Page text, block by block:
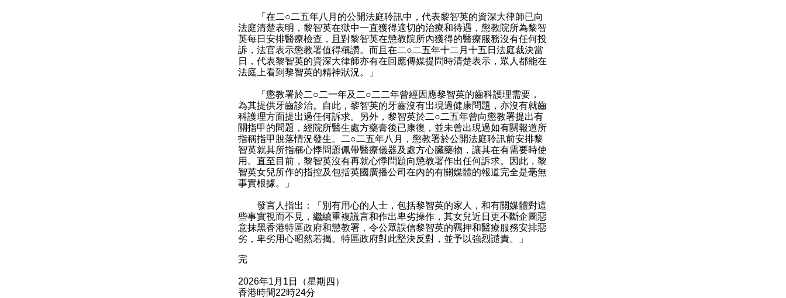
「在二○二五年八月的公開法庭聆訊中，代表黎智英的資深大律師已向
法庭清楚表明，黎智英在獄中一直獲得適切的治療和待遇，懲教院所為黎智
英每日安排醫療檢查，且對黎智英在懲教院所內獲得的醫療服務沒有任何投
訴，法官表示懲教署值得稱讚。而且在二○二五年十二月十五日法庭裁決當
日，代表黎智英的資深大律師亦有在回應傳媒提問時清楚表示，眾人都能在
法庭上看到黎智英的精神狀況。」
「懲教署於二○二一年及二○二二年曾經因應黎智英的齒科護理需要，
為其提供牙齒診治。自此，黎智英的牙齒沒有出現過健康問題，亦沒有就齒
科護理方面提出過任何訴求。另外，黎智英於二○二五年曾向懲教署提出有
關指甲的問題，經院所醫生處方藥膏後已康復，並未曾出現過如有關報道所
指稱指甲脫落情況發生。二○二五年八月，懲教署於公開法庭聆訊前安排黎
智英就其所指稱心悸問題佩帶醫療儀器及處方心臟藥物，讓其在有需要時使
用。直至目前，黎智英沒有再就心悸問題向懲教署作出任何訴求。因此，黎
智英女兒所作的指控及包括英國廣播公司在內的有關媒體的報道完全是毫無
事實根據。」
發言人指出：「別有用心的人士，包括黎智英的家人，和有關媒體對這
些事實視而不見，繼續重複謊言和作出卑劣操作，其女兒近日更不斷企圖惡
意抹黑香港特區政府和懲教署，令公眾誤信黎智英的羈押和醫療服務安排惡
劣，卑劣用心昭然若揭。特區政府對此堅決反對，並予以強烈譴責。」
完
2026年1月1日（星期四）
香港時間22時24分